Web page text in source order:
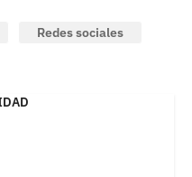
Redes sociales